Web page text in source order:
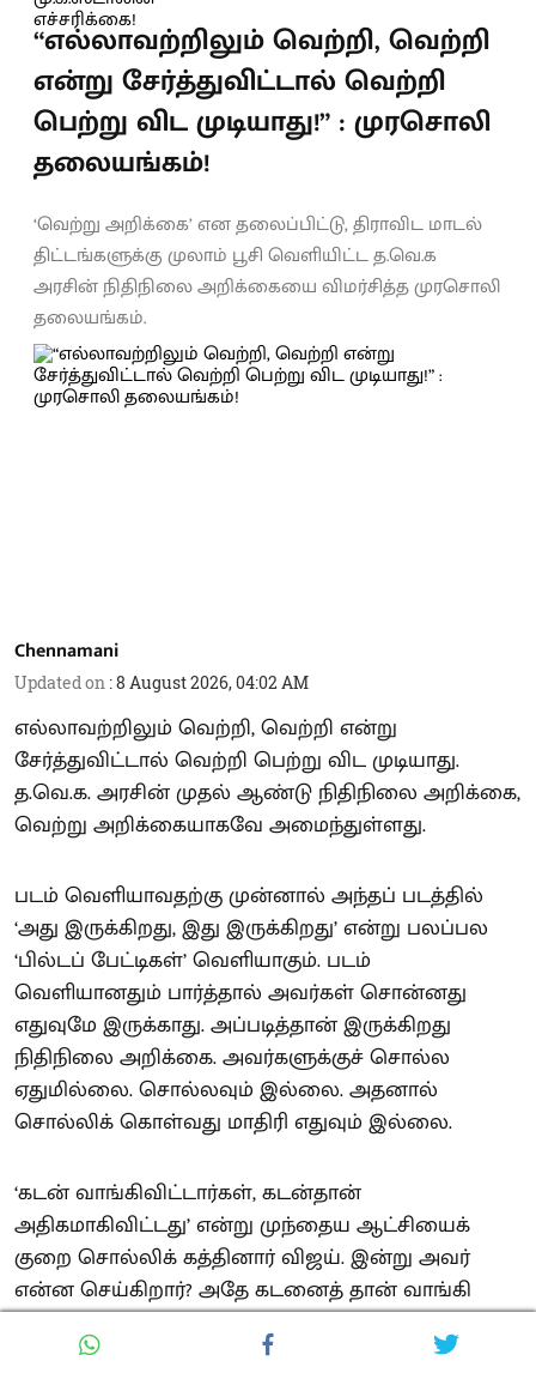
“எல்லாவற்றிலும் வெற்றி, வெற்றி
என்று சேர்த்துவிட்டால் வெற்றி
பெற்று விட முடியாது!” : முரசொலி
தலையங்கம்!
‘வெற்று அறிக்கை’ என தலைப்பிட்டு, திராவிட மாடல்
திட்டங்களுக்கு முலாம் பூசி வெளியிட்ட த.வெ.க
அரசின் நிதிநிலை அறிக்கையை விமர்சித்த முரசொலி
தலையங்கம்.
Chennamani
Updated on :8 August 2026, 04:02 AM
எல்லாவற்றிலும் வெற்றி, வெற்றி என்று
சேர்த்துவிட்டால் வெற்றி பெற்று விட முடியாது.
த.வெ.க. அரசின் முதல் ஆண்டு நிதிநிலை அறிக்கை,
வெற்று அறிக்கையாகவே அமைந்துள்ளது.
படம் வெளியாவதற்கு முன்னால் அந்தப் படத்தில்
‘அது இருக்கிறது, இது இருக்கிறது’ என்று பலப்பல
‘பில்டப் பேட்டிகள்’ வெளியாகும். படம்
வெளியானதும் பார்த்தால் அவர்கள் சொன்னது
எதுவுமே இருக்காது. அப்படித்தான் இருக்கிறது
நிதிநிலை அறிக்கை. அவர்களுக்குச் சொல்ல
ஏதுமில்லை. சொல்லவும் இல்லை. அதனால்
சொல்லிக் கொள்வது மாதிரி எதுவும் இல்லை.
‘கடன் வாங்கிவிட்டார்கள், கடன்தான்
அதிகமாகிவிட்டது’ என்று முந்தைய ஆட்சியைக்
குறை சொல்லிக் கத்தினார் விஜய். இன்று அவர்
என்ன செய்கிறார்? அதே கடனைத் தான் வாங்கி
வருகிறார். ‘’கடந்த முறை அரசின் கடன் சுமை ரூ.10
லட்சம் கோடியாக இருந்தது. இருப்பினும் மாநில